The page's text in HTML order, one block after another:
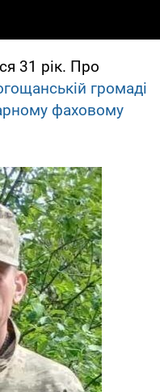
31 рік. Про
громаді
фаховому